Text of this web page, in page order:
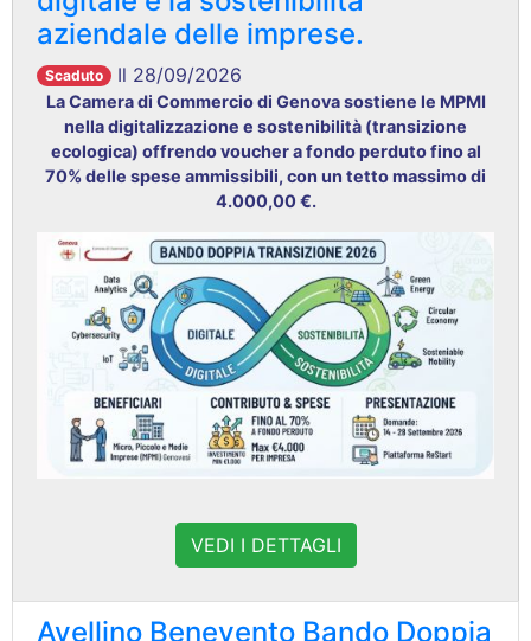
aziendale delle imprese.
Scaduto Il 28/09/2026
La Camera di Commercio di Genova sostiene le MPMI
nella digitalizzazione e sostenibilità (transizione
ecologica) offrendo voucher a fondo perduto fino al
70% delle spese ammissibili, con un tetto massimo di
4.000,00 €.
VEDI I DETTAGLI
Avellino Benevento Bando Doppia